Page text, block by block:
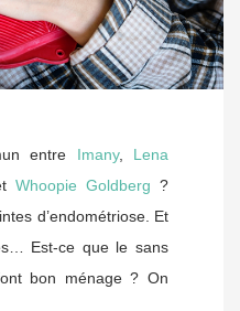
entre Imany, Lena
Whoopie Goldberg ?
d’endométriose. Et
Est-ce que le sans
bon ménage ? On